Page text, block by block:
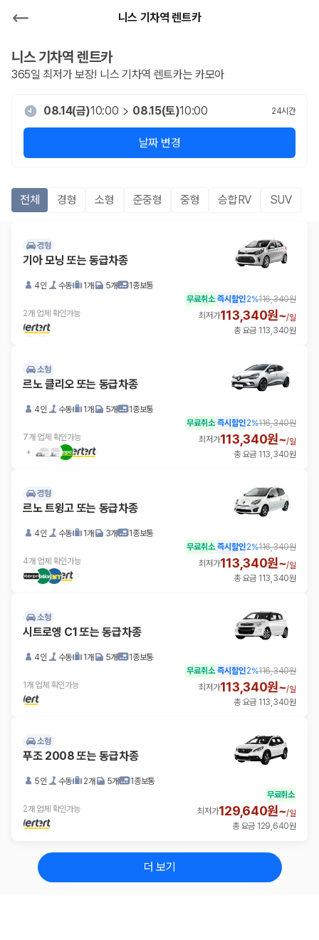
니스 기차역 렌트카
니스 기차역 렌트카
365일 최저가 보장! 니스 기차역 렌트카는 카모아
08.14(금)10:00 08.15(토)10:00 24시간
날짜 변경
전체 경형 소형 준중형 중형 승합RV SUV
경형
기아 모닝 또는 동급차종
4인 수동 1개 5개 1종보통
2개 업체 확인가능
무료취소 즉시할인2%116,340원
최저가113,340원~/일
총 요금 113,340원
소형
르노 클리오 또는 동급차종
4인 수동 1개 5개 1종보통
7개 업체 확인가능
무료취소 즉시할인2%116,340원
최저가113,340원~/일
총 요금 113,340원
경형
르노 트윙고 또는 동급차종
4인 수동 1개 3개 1종보통
4개 업체 확인가능
무료취소 즉시할인2%116,340원
최저가113,340원~/일
총 요금 113,340원
소형
시트로엥 C1 또는 동급차종
4인 수동 1개 5개 1종보통
1개 업체 확인가능
무료취소 즉시할인2%116,340원
최저가113,340원~/일
총 요금 113,340원
소형
푸조 2008 또는 동급차종
5인 수동 2개 5개 1종보통
2개 업체 확인가능
무료취소
최저가129,640원~/일
총 요금 129,640원
더 보기